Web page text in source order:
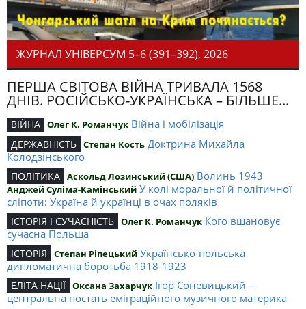
ЖУРНАЛ УНІВЕРСУМ 5–6 (391–392), 2026
ПЕРША СВІТОВА ВІЙНА ТРИВАЛА 1568
ДНІВ. РОСІЙСЬКО-УКРАЇНСЬКА – БІЛЬШЕ...
ВІЙНА Олег К. Романчук Війна і мобілізація
ДЕРЖАВНІСТЬ Степан Кость Доктрина Михайла
Колодзінського
ПОЛІТИКА Аскольд Лозинський (США) Волинь 1943
Анджей Суліма-Камінський У колі моральної й політичної
сліпоти: Україна й українці в очах поляків
ІСТОРІЯ І СУЧАСНІСТЬ Олег К. Романчук Кого вшановує
сучасна Польща
ІСТОРІЯ Степан Ріпецький Українсько-польська
дипломатична боротьба 1918-1923
ЕЛІТА НАЦІЇ Оксана Захарчук Ігор Соневицький –
центральна постать еміграційного музичного материка